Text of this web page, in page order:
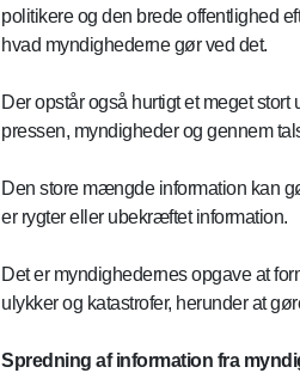
politikere og den brede offentlighed
hvad myndighederne gør ved det.
Der opstår også hurtigt et meget
pressen, myndigheder og gennem
Den store mængde information kan
er rygter eller ubekræftet information.
Det er myndighedernes opgave at
ulykker og katastrofer, herunder at
Spredning af information fra